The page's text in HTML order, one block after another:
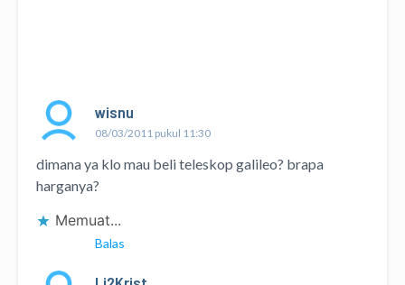
wisnu
08/03/2011 pukul 11:30
dimana ya klo mau beli teleskop galileo? brapa
harganya?
Memuat...
Balas